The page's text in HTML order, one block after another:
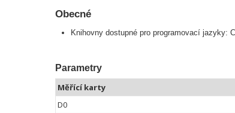
Obecné
Knihovny dostupné pro programovací jazyky:
Parametry
Měřící karty
D0